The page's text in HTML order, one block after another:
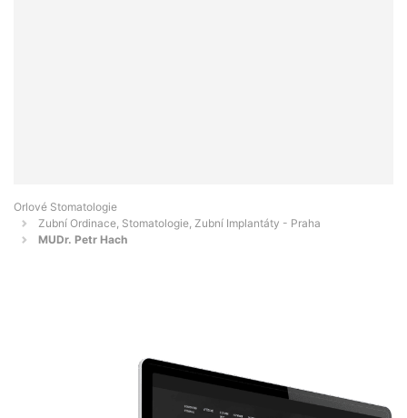
Orlové Stomatologie
Zubní Ordinace, Stomatologie, Zubní Implantáty - Praha
MUDr. Petr Hach